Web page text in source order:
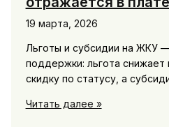
19 марта, 2026
Льготы и субсидии на ЖКУ
поддержки: льгота снижает
скидку по статусу, а
Льготы
Читать далее »